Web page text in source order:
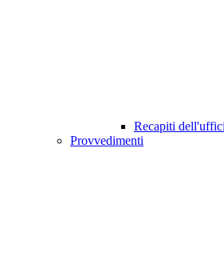
Recapiti
Provvedimenti